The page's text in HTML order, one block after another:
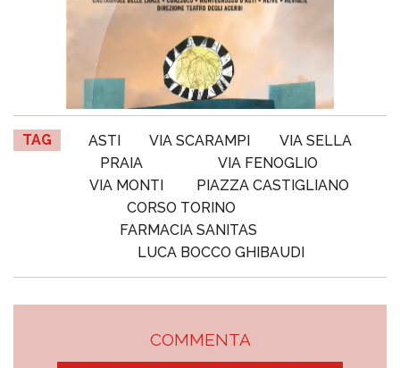
TAG ASTI VIA SCARAMPI
VIA SELLA
PRAIA
VIA FENOGLIO
VIA MONTI
PIAZZA CASTIGLIANO
CORSO TORINO
FARMACIA SANITAS
LUCA BOCCO GHIBAUDI
COMMENTA